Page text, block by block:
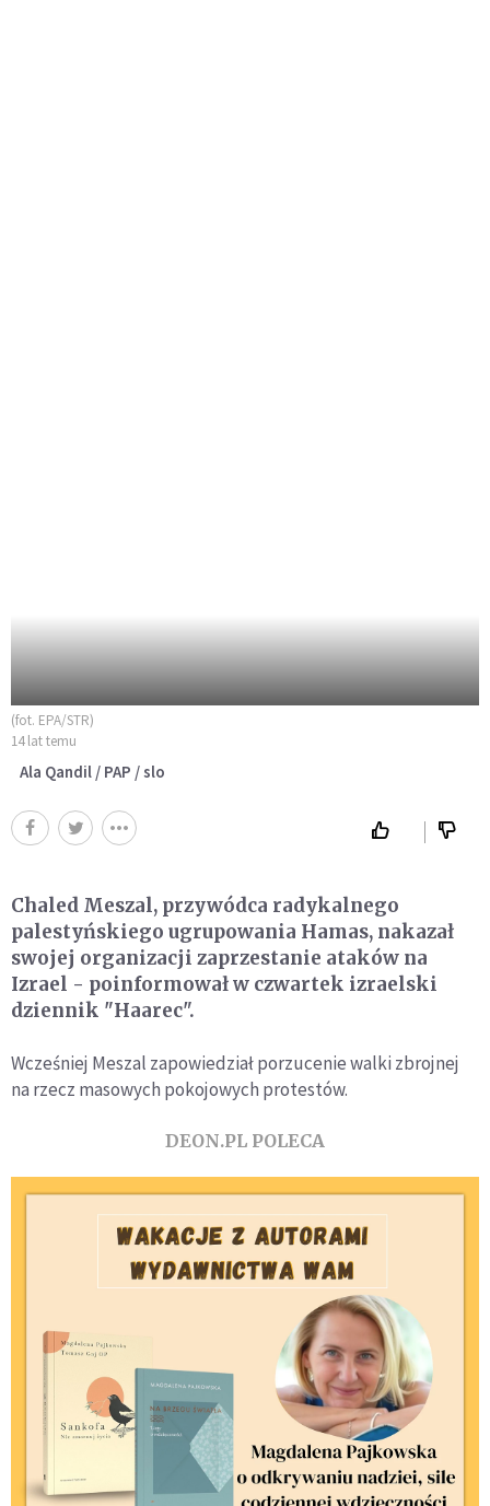
(fot. EPA/STR)
14 lat temu
Ala Qandil / PAP / slo
Chaled Meszal, przywódca radykalnego
palestyńskiego ugrupowania Hamas, nakazał
swojej organizacji zaprzestanie ataków na
Izrael - poinformował w czwartek izraelski
dziennik "Haarec".
Wcześniej Meszal zapowiedział porzucenie walki zbrojnej
na rzecz masowych pokojowych protestów.
DEON.PL POLECA